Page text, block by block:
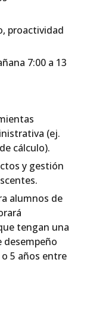
proactividad
7:00 a 13
(ej.
cálculo).
y gestión
alumnos de
tengan una
desempeño
5 años entre